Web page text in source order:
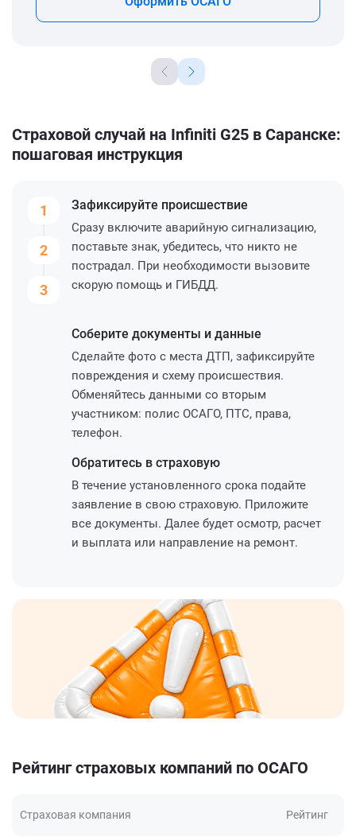
Страховой случай на Infiniti G25 в Саранске:
пошаговая инструкция
1
2
3
Зафиксируйте происшествие
Сразу включите аварийную сигнализацию,
поставьте знак, убедитесь, что никто не
пострадал. При необходимости вызовите
скорую помощь и ГИБДД.
Соберите документы и данные
Сделайте фото с места ДТП, зафиксируйте
повреждения и схему происшествия.
Обменяйтесь данными со вторым
участником: полис ОСАГО, ПТС, права,
телефон.
Обратитесь в страховую
В течение установленного срока подайте
заявление в свою страховую. Приложите
все документы. Далее будет осмотр, расчет
и выплата или направление на ремонт.
Рейтинг страховых компаний по ОСАГО
Страховая компания Рейтинг